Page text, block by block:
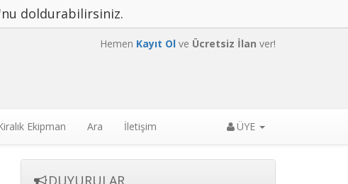
'nu doldurabilirsiniz.
Hemen Kayıt Ol ve Ücretsiz İlan ver!
Ekipman Ara İletişim ÜYE
DUYURULAR